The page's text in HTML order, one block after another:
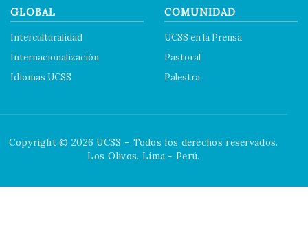
GLOBAL
Interculturalidad
Internacionalización
Idiomas UCSS
COMUNIDAD
UCSS en la Prensa
Pastoral
Palestra
Copyright © 2026 UCSS – Todos los derechos reservados.
Los Olivos. Lima - Perú.